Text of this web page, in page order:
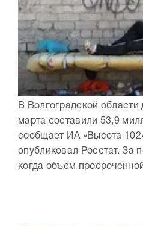
В Волгоградской области
марта составили 53,9
сообщает ИА «Высота
опубликовал Росстат. За
когда объем